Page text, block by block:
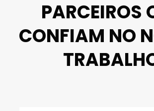
PARCEIROS
CONFIAM NO